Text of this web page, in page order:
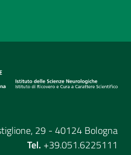
29 - 40124 Bologna
Tel. +39.051.6225111